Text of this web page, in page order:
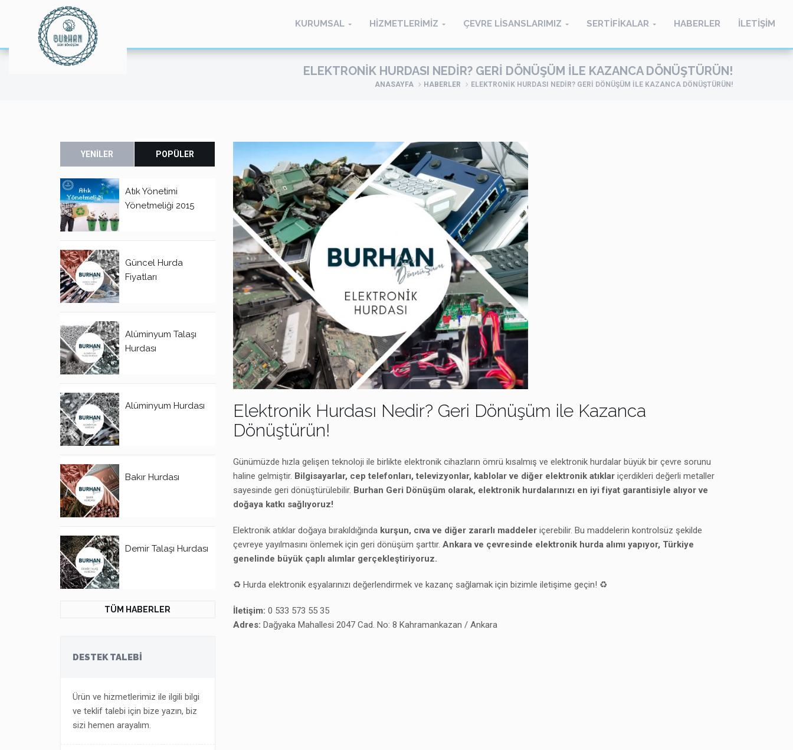
KURUMSAL HİZMETLERİMİZ ÇEVRE LİSANSLARIMIZ SERTİFİKALAR HABERLER İLETİŞİM
ELEKTRONIK HURDASI NEDIR? GERI DÖNÜŞÜM ILE KAZANCA DÖNÜŞTÜRÜN!
ANASAYFA HABERLER ELEKTRONIK HURDASI NEDIR? GERI DÖNÜŞÜM ILE KAZANCA DÖNÜŞTÜRÜN!
YENİLER POPÜLER
Atık Yönetimi
Yönetmeliği 2015
Güncel Hurda
Fiyatları
Alüminyum Talaşı
Hurdası
Alüminyum Hurdası
Bakır Hurdası
Demir Talaşı Hurdası
TÜM HABERLER
DESTEK TALEBİ
Ürün ve hizmetlerimiz ile ilgili bilgi
ve teklif talebi için bize yazın, biz
sizi hemen arayalım.
Elektronik Hurdası Nedir? Geri Dönüşüm ile Kazanca
Dönüştürün!
Günümüzde hızla gelişen teknoloji ile birlikte elektronik cihazların ömrü kısalmış ve elektronik hurdalar büyük bir çevre sorunu
haline gelmiştir. Bilgisayarlar, cep telefonları, televizyonlar, kablolar ve diğer elektronik atıklariçerdikleri değerli metaller
sayesinde geri dönüştürülebilir. Burhan Geri Dönüşüm olarak, elektronik hurdalarınızı en iyi fiyat garantisiyle alıyor ve
doğaya katkı sağlıyoruz!
Elektronik atıklar doğaya bırakıldığında kurşun, cıva ve diğer zararlı maddeleriçerebilir. Bu maddelerin kontrolsüz şekilde
çevreye yayılmasını önlemek için geri dönüşüm şarttır. Ankara ve çevresinde elektronik hurda alımı yapıyor, Türkiye
genelinde büyük çaplı alımlar gerçekleştiriyoruz.
♻ Hurda elektronik eşyalarınızı değerlendirmek ve kazanç sağlamak için bizimle iletişime geçin! ♻
İletişim: 0 533 573 55 35
Adres: Dağyaka Mahallesi 2047 Cad. No: 8 Kahramankazan / Ankara